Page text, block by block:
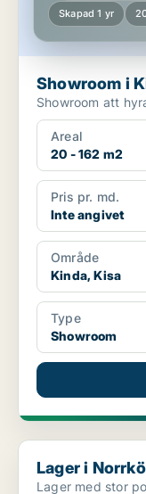
Skapad 1 yr
Showroom i
Showroom att
Areal
20 - 162 m2
Pris pr. md.
Inte angivet
Område
Kinda, Kisa
Type
Showroom
Lager i Norrköping
Lager i
Lager med stor